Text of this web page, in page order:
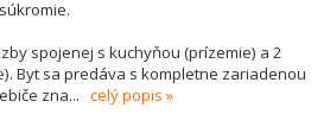
spojenej s kuchyňou (prízemie) a 2
Byt sa predáva s kompletne zariadenou
zna... celý popis